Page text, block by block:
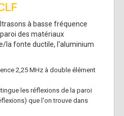
à basse fréquence
des matériaux
la fonte ductile, l'aluminium
2,25 MHz à double élément
les réflexions de la paroi
que l'on trouve dans